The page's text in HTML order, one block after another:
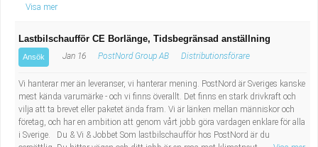
Visa mer
Lastbilschaufför CE Borlänge, Tidsbegränsad anställning
Ansök Jan 16 PostNord Group AB Distributionsförare
Vi hanterar mer än leveranser, vi hanterar mening. PostNord är Sveriges kanske
mest kända varumärke - och vi finns överallt. Det finns en stark drivkraft och
vilja att ta brevet eller paketet ända fram. Vi är länken mellan människor och
företag, och har en ambition att genom vårt jobb göra vardagen enklare för alla
i Sverige. Du & Vi & Jobbet Som lastbilschaufför hos PostNord är du